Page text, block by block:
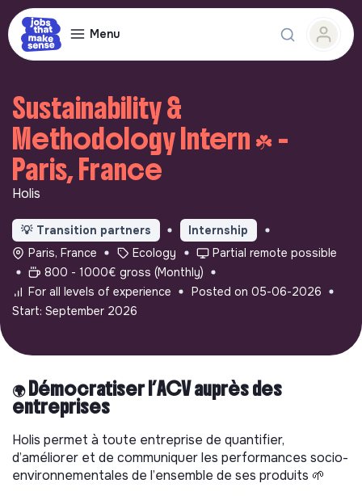
Menu
Sustainability &
Methodology Intern ☘️ -
Paris, France
Holis
💡 Transition partners
Internship
Paris, France
Ecology
Partial remote possible
800 - 1000€ gross (Monthly)
For all levels of experience
Posted on 05-06-2026
Start: September 2026
🌍 Démocratiser l’ACV auprès des
entreprises
Holis permet à toute entreprise de quantifier,
d’améliorer et de communiquer les performances socio-
environnementales de l’ensemble de ses produits 🌱